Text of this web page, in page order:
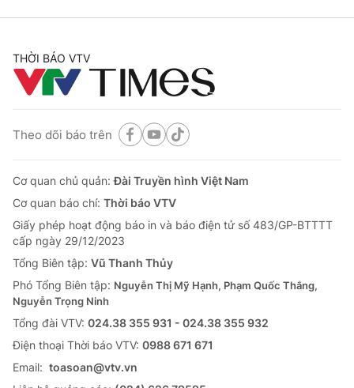
THỜI BÁO VTV
Theo dõi báo trên
Cơ quan chủ quản:Đài Truyền hình Việt Nam
Cơ quan báo chí: Thời báo VTV
Giấy phép hoạt động báo in và báo điện tử số 483/GP-BTTTT
cấp ngày 29/12/2023
Tổng Biên tập: Vũ Thanh Thủy
Phó Tổng Biên tập: Nguyễn Thị Mỹ Hạnh, Phạm Quốc Thắng,
Nguyễn Trọng Ninh
Tổng đài VTV: 024.38 355 931 - 024.38 355 932
Ðiện thoại Thời báo VTV: 0988 671 671
Email: toasoan@vtv.vn